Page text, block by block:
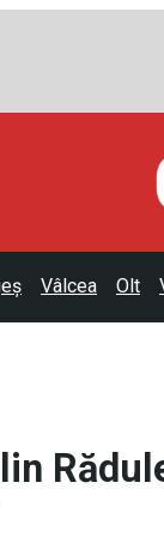
Vâlcea Olt